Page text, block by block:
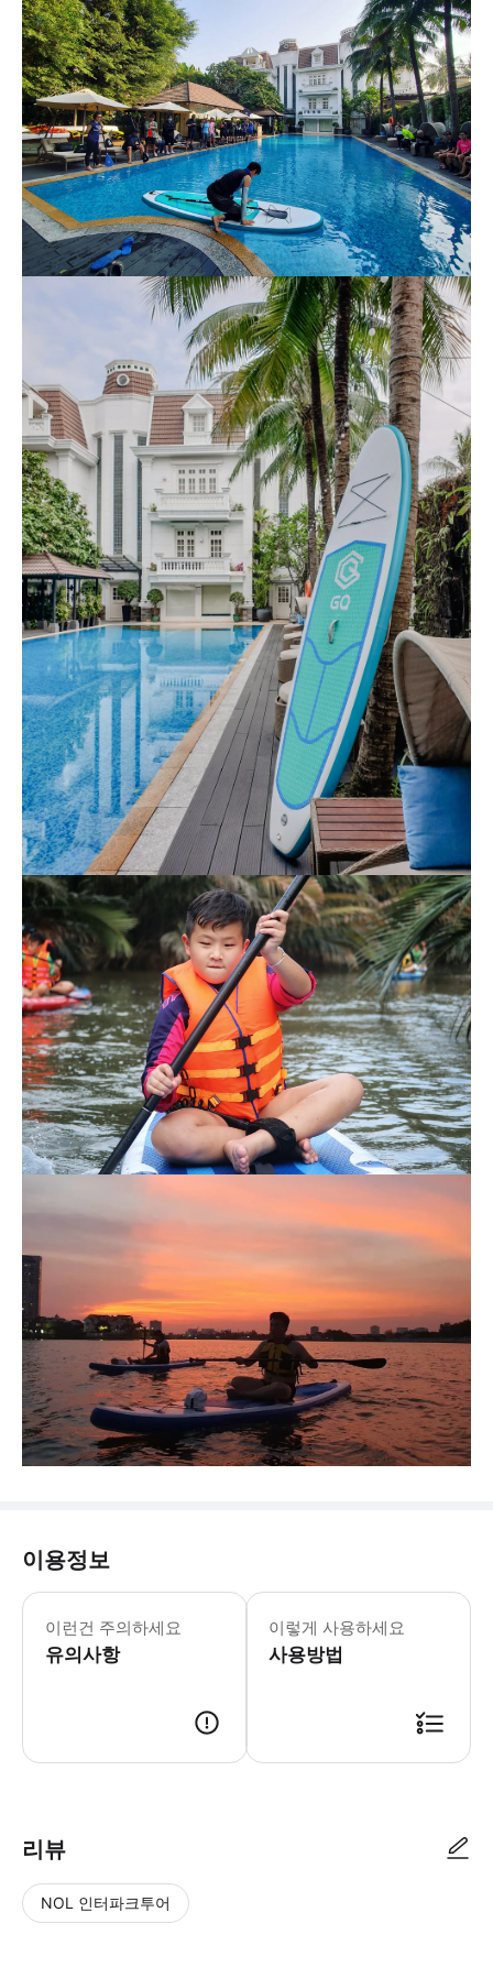
이용정보
이런건 주의하세요
유의사항
공휴일에는 추가 요금이 부과될 수 있
이렇게 사용하세요
사용방법
리뷰
NOL 인터파크투어